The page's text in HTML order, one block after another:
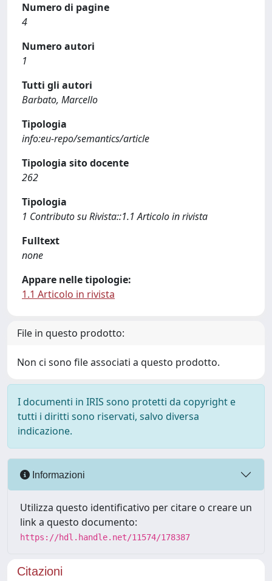
Numero di pagine
4
Numero autori
1
Tutti gli autori
Barbato, Marcello
Tipologia
info:eu-repo/semantics/article
Tipologia sito docente
262
Tipologia
1 Contributo su Rivista::1.1 Articolo in rivista
Fulltext
none
Appare nelle tipologie:
1.1 Articolo in rivista
File in questo prodotto:
Non ci sono file associati a questo prodotto.
I documenti in IRIS sono protetti da copyright e
tutti i diritti sono riservati, salvo diversa
indicazione.
Informazioni
Utilizza questo identificativo per citare o creare un
link a questo documento:
https://hdl.handle.net/11574/178387
Citazioni